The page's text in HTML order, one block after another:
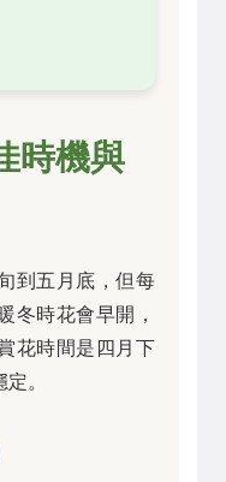
時機與
到五月底，但每
冬時花會早開，
花時間是四月下
。